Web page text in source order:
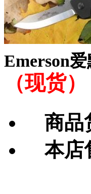
Emerson
（现货）
商品
本店